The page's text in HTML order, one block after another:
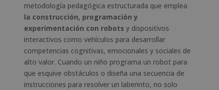
metodología pedagógica estructurada que emplea
la construcción, programación y
experimentación con robots y dispositivos
interactivos como vehículos para desarrollar
competencias cognitivas, emocionales y sociales de
alto valor. Cuando un niño programa un robot para
que esquive obstáculos o diseña una secuencia de
instrucciones para resolver un laberinto, no solo